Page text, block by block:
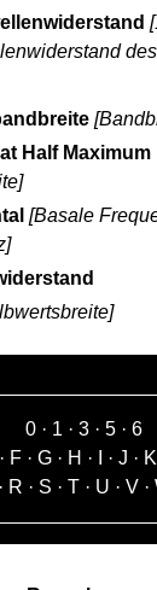
Half Maximum
[Basale
0· 1 · 3· 5· 6
· F · G · H · · J · K
R · S · T· U · V·